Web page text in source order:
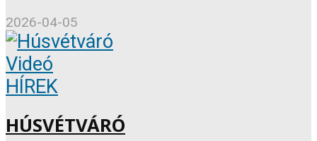
2026-04-05
Videó
HÍREK
HÚSVÉTVÁRÓ